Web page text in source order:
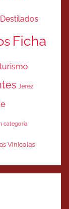
Destilados
Ficha
Jerez
categoría
Vinicolas